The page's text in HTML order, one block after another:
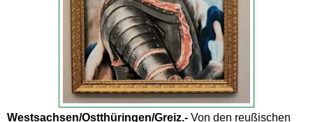
Westsachsen/Ostthüringen/Greiz.- Von den reußischen